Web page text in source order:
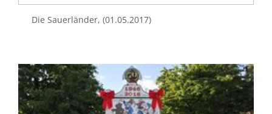
Die Sauerländer, (01.05.2017)